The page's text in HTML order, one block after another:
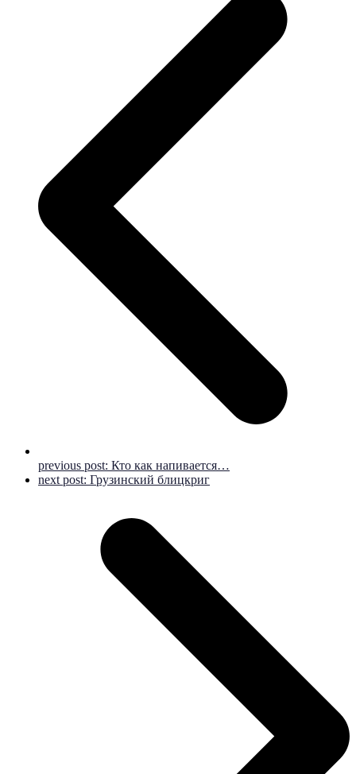
previous post: Кто как напивается…
next post: Грузинский блицкриг